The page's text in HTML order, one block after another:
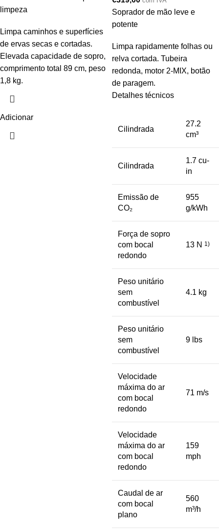
limpeza
Limpa caminhos e superfícies
de ervas secas e cortadas.
Elevada capacidade de sopro,
comprimento total 89 cm, peso
1,8 kg.
Adicionar
Soprador de mão leve e
potente
Limpa rapidamente folhas ou
relva cortada. Tubeira
redonda, motor 2-MIX, botão
de paragem.
Detalhes técnicos
Cilindrada
27.2
cm³
Cilindrada
1.7 cu-
in
Emissão de
CO₂
955
g/kWh
Força de sopro
com bocal
redondo
13 N 1)
Peso unitário
sem
combustível
4.1 kg
Peso unitário
sem
combustível
9 lbs
Velocidade
máxima do ar
com bocal
redondo
71 m/s
Velocidade
máxima do ar
com bocal
redondo
159
mph
Caudal de ar
com bocal
plano
560
m³/h